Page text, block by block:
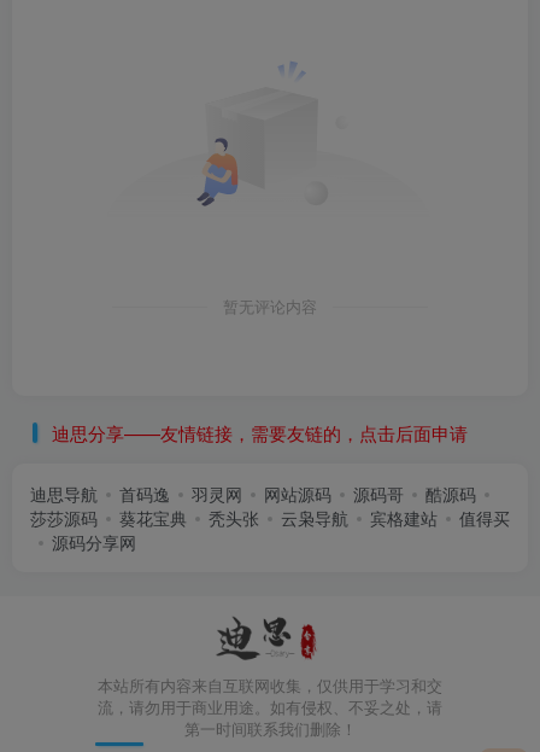
暂无评论内容
迪思分享——友情链接，需要友链的，点击后面申请
迪思导航 首码逸 羽灵网 网站源码 源码哥
酷源码
莎莎源码
葵花宝典 秃头张 云枭导航 宾格建站
值得买
源码分享网
本站所有内容来自互联网收集，仅供用于学习和交
流，请勿用于商业用途。如有侵权、不妥之处，请
第一时间联系我们删除！